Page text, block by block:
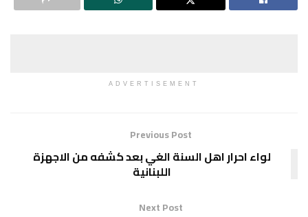
ADVERTISEMENT
Previous Post
لواء احرار اهل السنة الغي بعد كشفه من الاجهزة
اللبنانية
Next Post